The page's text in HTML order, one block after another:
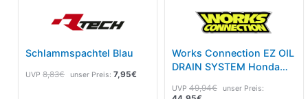
Schlammspachtel Blau
UVP 8,83€ unser Preis: 7,95€
Works Connection EZ OIL
DRAIN SYSTEM Honda
UVP 49,94€ unser Preis: